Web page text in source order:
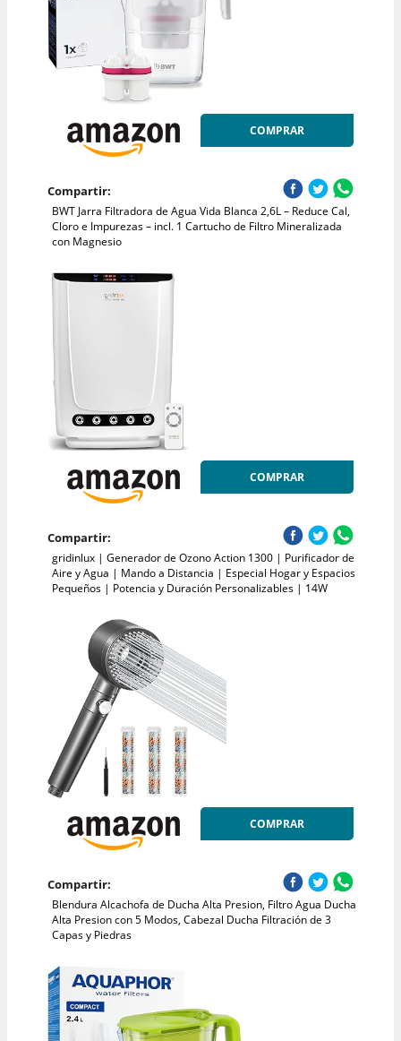
COMPRAR
Compartir:
BWT Jarra Filtradora de Agua Vida Blanca 2,6L – Reduce Cal,
Cloro e Impurezas – incl. 1 Cartucho de Filtro Mineralizada
con Magnesio
COMPRAR
Compartir:
gridinlux | Generador de Ozono Action 1300 | Purificador de
Aire y Agua | Mando a Distancia | Especial Hogar y Espacios
Pequeños | Potencia y Duración Personalizables | 14W
COMPRAR
Compartir:
Blendura Alcachofa de Ducha Alta Presion, Filtro Agua Ducha
Alta Presion con 5 Modos, Cabezal Ducha Filtración de 3
Capas y Piedras